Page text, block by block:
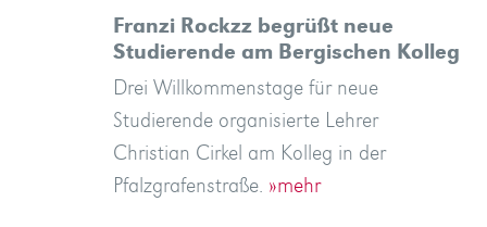
Franzi Rockzz begrüßt neue
Studierende am Bergischen Kolleg
Drei Willkommenstage für neue
Studierende organisierte Lehrer
Christian Cirkel am Kolleg in der
Pfalzgrafenstraße. »mehr